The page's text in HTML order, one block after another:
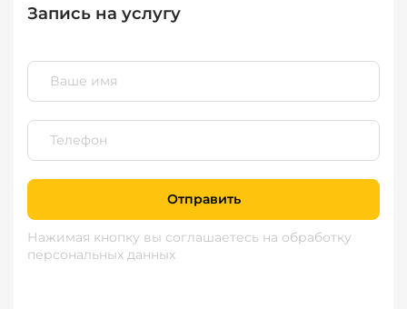
Запись на услугу
Отправить
Нажимая кнопку вы соглашаетесь на обработку
персональных данных